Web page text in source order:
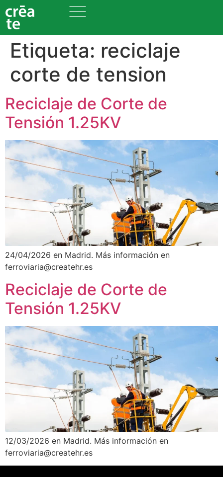
Etiqueta: reciclaje
corte de tension
Reciclaje de Corte de
Tensión 1.25KV
24/04/2026 en Madrid. Más información en
ferroviaria@createhr.es
Reciclaje de Corte de
Tensión 1.25KV
12/03/2026 en Madrid. Más información en
ferroviaria@createhr.es